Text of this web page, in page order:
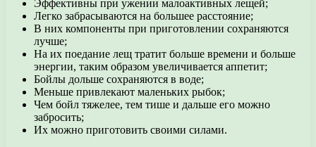
Эффективны при ужении малоактивных лещей;
Легко забрасываются на большее расстояние;
В них компоненты при приготовлении сохраняются
лучше;
На их поедание лещ тратит больше времени и больше
энергии, таким образом увеличивается аппетит;
Бойлы дольше сохраняются в воде;
Меньше привлекают маленьких рыбок;
Чем бойл тяжелее, тем тише и дальше его можно
забросить;
Их можно приготовить своими силами.